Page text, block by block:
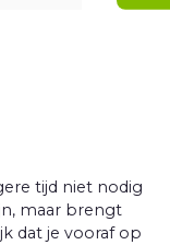
tijd niet nodig
maar brengt
dat je vooraf op